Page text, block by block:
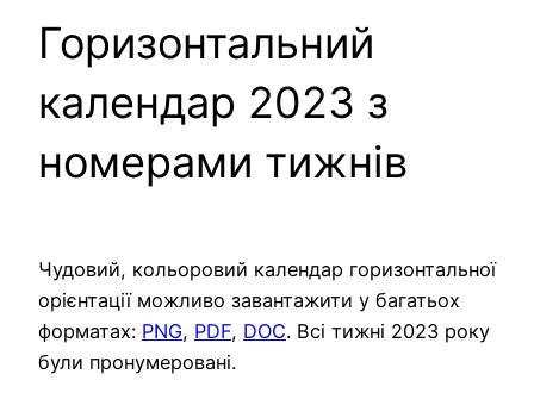
Горизонтальний
календар 2023 з
номерами тижнів
Чудовий, кольоровий календар горизонтальної
орієнтації можливо завантажити у багатьох
форматах: PNG, PDF, DOC. Всі тижні 2023 року
були пронумеровані.